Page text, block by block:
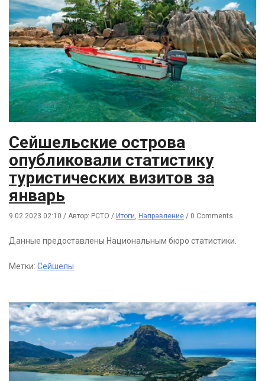
Сейшельские острова
опубликовали статистику
туристических визитов за
январь
9.02.2023 02:10 / Автор: РСТО / Итоги Направление / 0 Comments
Данные предоставлены Национальным бюро статистики.
Метки: Сейшелы